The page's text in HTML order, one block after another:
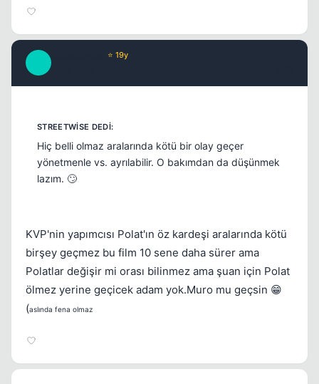
⭐ 19y
Hiç belli olmaz aralarında kötü bir olay geçer
yönetmenle vs. ayrılabilir. O bakımdan da düşünmek
lazım. 🙄
KVP'nin yapımcısı Polat'ın öz kardeşi aralarında kötü
birşey geçmez bu film 10 sene daha sürer ama
Polatlar değişir mi orası bilinmez ama şuan için Polat
ölmez yerine geçicek adam yok.Muro mu geçsin 😁
(aslında fena olmaz